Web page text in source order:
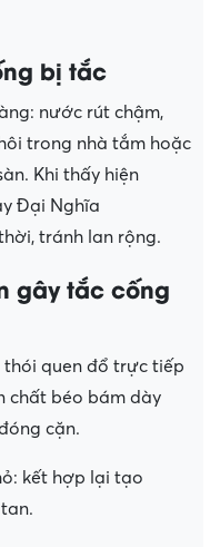
bị tắc
nước rút chậm,
trong nhà tắm hoặc
Khi thấy hiện
Đại Nghĩa
tránh lan rộng.
gây tắc cống
quen đổ trực tiếp
chất béo bám dày
cặn.
kết hợp lại tạo